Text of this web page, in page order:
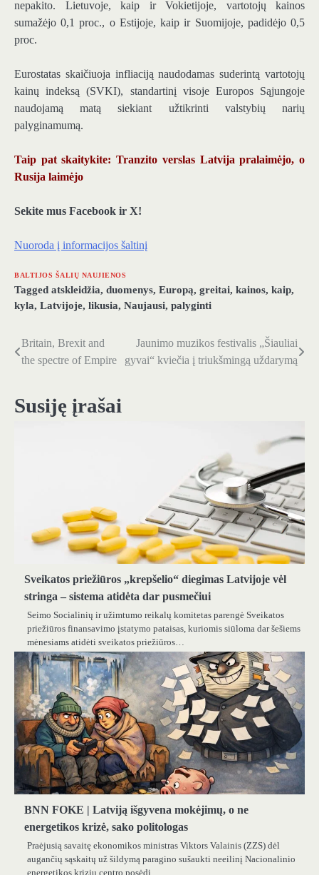
nepakito. Lietuvoje, kaip ir Vokietijoje, vartotojų kainos
sumažėjo 0,1 proc., o Estijoje, kaip ir Suomijoje, padidėjo 0,5
proc.
Eurostatas skaičiuoja infliaciją naudodamas suderintą vartotojų
kainų indeksą (SVKI), standartinį visoje Europos Sąjungoje
naudojamą matą siekiant užtikrinti valstybių narių
palyginamumą.
Taip pat skaitykite: Tranzito verslas Latvija pralaimėjo, o
Rusija laimėjo
Sekite mus Facebook ir X!
Nuoroda į informacijos šaltinį
BALTIJOS ŠALIŲ NAUJIENOS
Tagged atskleidžia, duomenys, Europą, greitai, kainos, kaip,
kyla, Latvijoje, likusia, Naujausi, palyginti
Navigacija
įrašų
Britain, Brexit and
the spectre of Empire
Jaunimo muzikos festivalis „Šiauliai
gyvai“ kviečia į triukšmingą uždarymą
Susiję įrašai
Sveikatos priežiūros „krepšelio“ diegimas Latvijoje vėl
stringa – sistema atidėta dar pusmečiui
Seimo Socialinių ir užimtumo reikalų komitetas parengė Sveikatos
priežiūros finansavimo įstatymo pataisas, kuriomis siūloma dar šešiems
mėnesiams atidėti sveikatos priežiūros…
BNN FOKE | Latviją išgyvena mokėjimų, o ne
energetikos krizė, sako politologas
Praėjusią savaitę ekonomikos ministras Viktors Valainis (ZZS) dėl
augančių sąskaitų už šildymą paragino sušaukti neeilinį Nacionalinio
energetikos krizių centro posėdį,…